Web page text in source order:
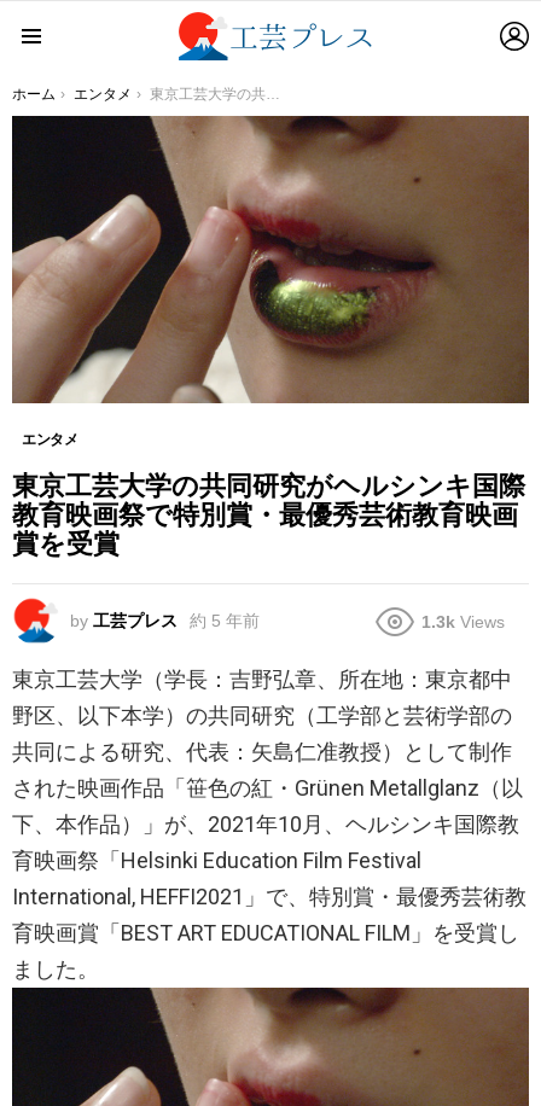
You are here:
ホーム エンタメ 東京工芸大学の共同研究がヘルシンキ国際教育映画祭で特別賞・最優秀芸術教育映画賞を受賞
エンタメ
東京工芸大学の共同研究がヘルシンキ国際
教育映画祭で特別賞・最優秀芸術教育映画
賞を受賞
by 工芸プレス 約 5 年前 1.3k Views
東京工芸大学（学長：吉野弘章、所在地：東京都中
野区、以下本学）の共同研究（工学部と芸術学部の
共同による研究、代表：矢島仁准教授）として制作
された映画作品「笹色の紅・Grünen Metallglanz（以
下、本作品）」が、2021年10月、ヘルシンキ国際教
育映画祭「Helsinki Education Film Festival
International, HEFFI2021」で、特別賞・最優秀芸術教
育映画賞「BEST ART EDUCATIONAL FILM」を受賞し
ました。